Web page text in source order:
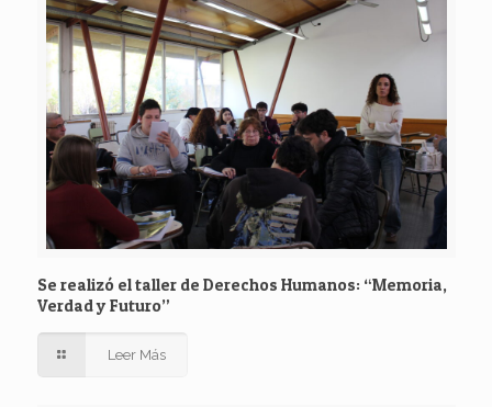
Se realizó el taller de Derechos Humanos: “Memoria,
Verdad y Futuro”
Leer Más